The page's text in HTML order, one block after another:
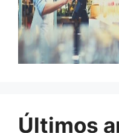
Últimos